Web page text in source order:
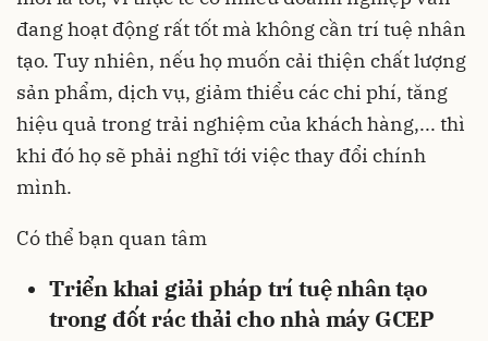
đang hoạt động rất tốt mà không cần trí tuệ nhân
tạo. Tuy nhiên, nếu họ muốn cải thiện chất lượng
sản phẩm, dịch vụ, giảm thiểu các chi phí, tăng
hiệu quả trong trải nghiệm của khách hàng,... thì
khi đó họ sẽ phải nghĩ tới việc thay đổi chính
mình.
Có thể bạn quan tâm
Triển khai giải pháp trí tuệ nhân tạo
trong đốt rác thải cho nhà máy GCEP